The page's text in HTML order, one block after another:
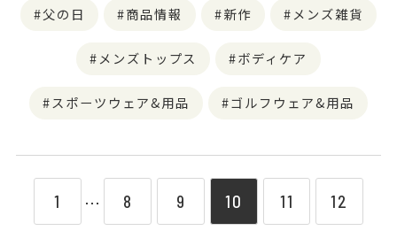
父の日 商品情報 新作 メンズ雑貨
メンズトップス ボディケア
スポーツウェア&用品 ゴルフウェア&用品
1 ⋯ 8 9 10 11 12